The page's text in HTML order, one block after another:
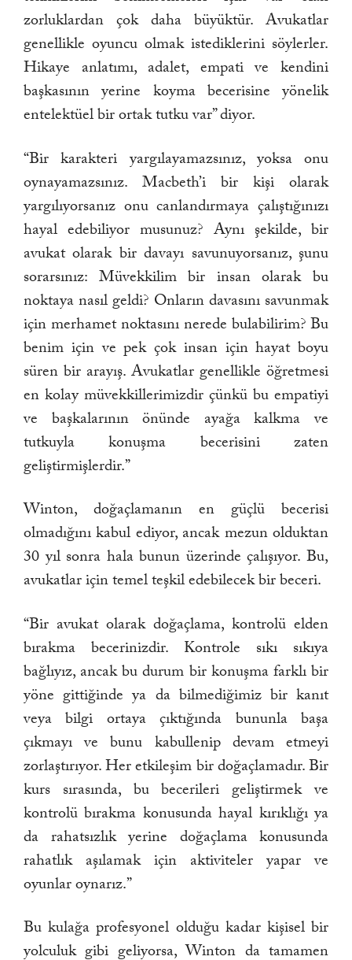
zorluklardan çok daha büyüktür. Avukatlar
genellikle oyuncu olmak istediklerini söylerler.
Hikaye anlatımı, adalet, empati ve kendini
başkasının yerine koyma becerisine yönelik
entelektüel bir ortak tutku var” diyor.
“Bir karakteri yargılayamazsınız, yoksa onu
oynayamazsınız. Macbeth’i bir kişi olarak
yargılıyorsanız onu canlandırmaya çalıştığınızı
hayal edebiliyor musunuz? Aynı şekilde, bir
avukat olarak bir davayı savunuyorsanız, şunu
sorarsınız: Müvekkilim bir insan olarak bu
noktaya nasıl geldi? Onların davasını savunmak
için merhamet noktasını nerede bulabilirim? Bu
benim için ve pek çok insan için hayat boyu
süren bir arayış. Avukatlar genellikle öğretmesi
en kolay müvekkillerimizdir çünkü bu empatiyi
ve başkalarının önünde ayağa kalkma ve
tutkuyla konuşma becerisini zaten
geliştirmişlerdir.”
Winton, doğaçlamanın en güçlü becerisi
olmadığını kabul ediyor, ancak mezun olduktan
30 yıl sonra hala bunun üzerinde çalışıyor. Bu,
avukatlar için temel teşkil edebilecek bir beceri.
“Bir avukat olarak doğaçlama, kontrolü elden
bırakma becerinizdir. Kontrole sıkı sıkıya
bağlıyız, ancak bu durum bir konuşma farklı bir
yöne gittiğinde ya da bilmediğimiz bir kanıt
veya bilgi ortaya çıktığında bununla başa
çıkmayı ve bunu kabullenip devam etmeyi
zorlaştırıyor. Her etkileşim bir doğaçlamadır. Bir
kurs sırasında, bu becerileri geliştirmek ve
kontrolü bırakma konusunda hayal kırıklığı ya
da rahatsızlık yerine doğaçlama konusunda
rahatlık aşılamak için aktiviteler yapar ve
oyunlar oynarız.”
Bu kulağa profesyonel olduğu kadar kişisel bir
yolculuk gibi geliyorsa, Winton da tamamen